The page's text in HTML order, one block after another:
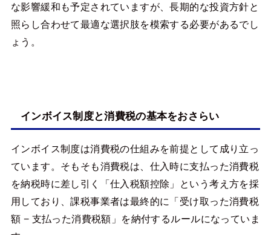
な影響緩和も予定されていますが、長期的な投資方針と
照らし合わせて最適な選択肢を模索する必要があるでし
ょう。
インボイス制度と消費税の基本をおさらい
インボイス制度は消費税の仕組みを前提として成り立っ
ています。そもそも消費税は、仕入時に支払った消費税
を納税時に差し引く「仕入税額控除」という考え方を採
用しており、課税事業者は最終的に「受け取った消費税
額 − 支払った消費税額」を納付するルールになっていま